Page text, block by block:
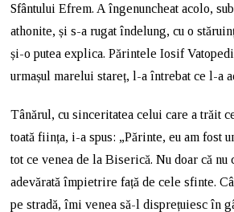
Sfântului Efrem. A îngenuncheat acolo,
athonite, și s-a rugat îndelung, cu o
și-o putea explica. Părintele Iosif
urmașul marelui stareț, l-a întrebat ce l-a
Tânărul, cu sinceritatea celui care a trăit
toată ființa, i-a spus: „Părinte, eu am fost
tot ce venea de la Biserică. Nu doar că nu
adevărată împietrire față de cele sfinte.
pe stradă, îmi venea să-l disprețuiesc în